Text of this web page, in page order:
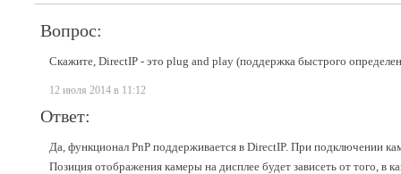
Вопрос:
Скажите, DirectIP - это plug and play (поддержка быстрого
12 июля 2014 в 11:12
Ответ:
Да, функционал PnP поддерживается в DirectIP. При подключении
Позиция отображения камеры на дисплее будет зависеть от того, в